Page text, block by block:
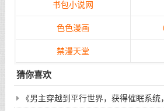
书包小说网
色色漫画
禁漫天堂
猜你喜欢
《男主穿越到平行世界，获得催眠系统